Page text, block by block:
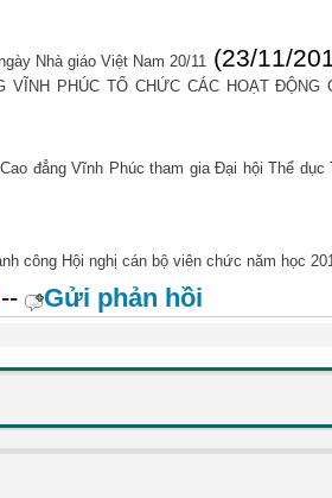
Nhà giáo Việt Nam 20/11 (23/11/
VĨNH PHÚC TỔ CHỨC CÁC HOẠT
đẳng Vĩnh Phúc tham gia Đại hội Thể
công Hội nghị cán bộ viên chức năm học
-- Gửi phản hồi